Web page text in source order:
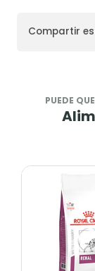
Compartir
PUEDE